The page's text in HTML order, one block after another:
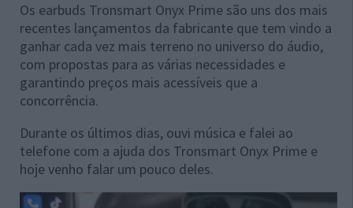
Os earbuds Tronsmart Onyx Prime são uns dos mais
recentes lançamentos da fabricante que tem vindo a
ganhar cada vez mais terreno no universo do áudio,
com propostas para as várias necessidades e
garantindo preços mais acessíveis que a
concorrência.
Durante os últimos dias, ouvi música e falei ao
telefone com a ajuda dos Tronsmart Onyx Prime e
hoje venho falar um pouco deles.